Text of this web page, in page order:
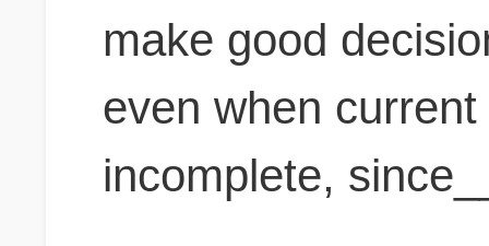
make good
even when
incomplete,